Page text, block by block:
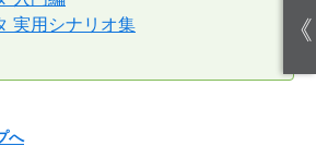
へ
実用シナリオ集
《